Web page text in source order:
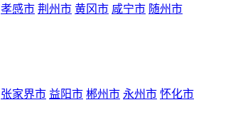
孝感市 荆州市 黄冈市 咸宁市 随州市
张家界市 益阳市 郴州市 永州市 怀化市